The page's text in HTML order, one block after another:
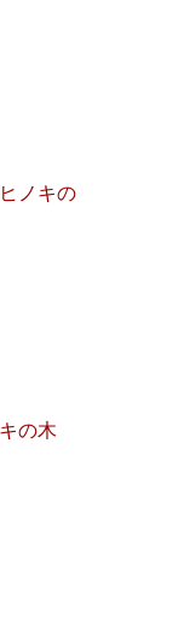
ノキの
の木